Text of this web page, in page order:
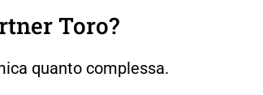
Toro?
quanto complessa.